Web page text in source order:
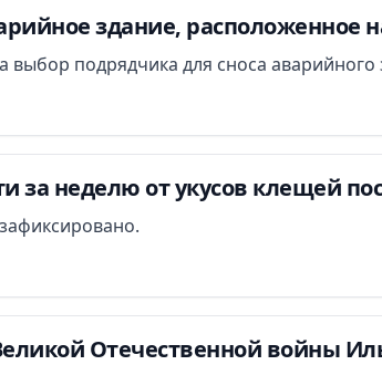
здание, расположенное
выбор подрядчика для сноса аварийного
за неделю от укусов клещей
Отечественной войны